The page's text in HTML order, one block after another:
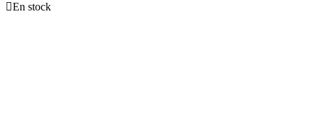
En stock